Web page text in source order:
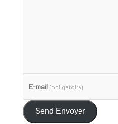
E-mail (obligatoire)
Send Envoyer